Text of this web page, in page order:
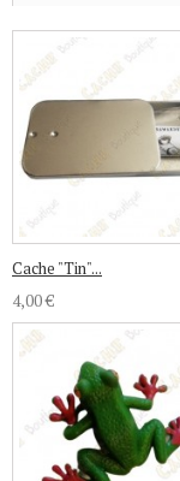
Cache "Tin"...
4,00 €